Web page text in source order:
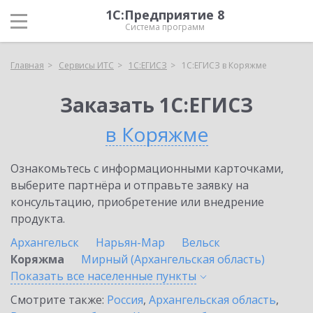
1С:Предприятие 8
Система программ
Главная Сервисы ИТС 1С:ЕГИСЗ 1С:ЕГИСЗ в Коряжме
Заказать 1С:ЕГИСЗ
в Коряжме
Ознакомьтесь с информационными карточками,
выберите партнёра и отправьте заявку на
консультацию, приобретение или внедрение
продукта.
Архангельск
Нарьян-Мар
Вельск
Коряжма
Мирный (Архангельская область)
Показать все населенные пункты
Смотрите также: Россия, Архангельская область,